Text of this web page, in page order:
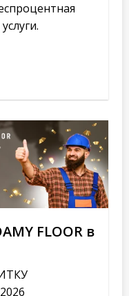
FLOOR в